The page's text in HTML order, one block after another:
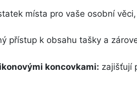
místa pro vaše osobní
přístup k obsahu tašky a
koncovkami: zajišťují